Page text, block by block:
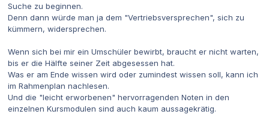
Suche zu beginnen.
Denn dann würde man ja dem "Vertriebsversprechen", sich zu
kümmern, widersprechen.
Wenn sich bei mir ein Umschüler bewirbt, braucht er nicht warten,
bis er die Hälfte seiner Zeit abgesessen hat.
Was er am Ende wissen wird oder zumindest wissen soll, kann ich
im Rahmenplan nachlesen.
Und die "leicht erworbenen" hervorragenden Noten in den
einzelnen Kursmodulen sind auch kaum aussagekrätig.